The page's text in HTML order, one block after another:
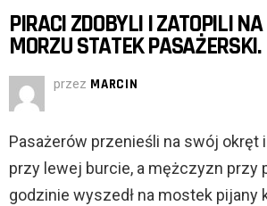
PIRACI ZDOBYLI I ZATOPILI
MORZU STATEK PASAŻERSKI.
przez MARCIN
Pasażerów przenieśli na swój okręt
przy lewej burcie, a mężczyzn przy
godzinie wyszedł na mostek pijany